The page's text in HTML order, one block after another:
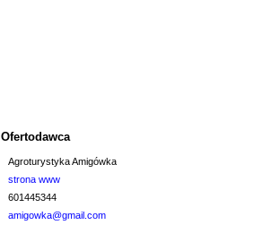
Ofertodawca
Agroturystyka Amigówka
strona www
601445344
amigowka@gmail.com